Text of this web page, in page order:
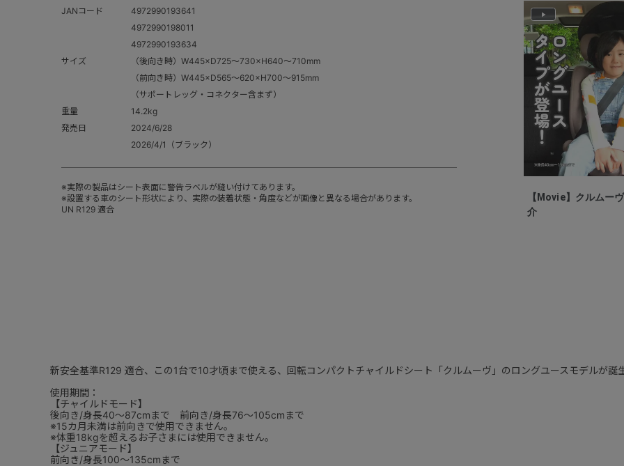
JANコード
4972990193641
4972990198011
4972990193634
サイズ
（後向き時）W445×D725～730×H640～710mm
（前向き時）W445×D565～620×H700～915mm
（サポートレッグ・コネクター含まず）
重量
14.2kg
発売日
2024/6/28
2026/4/1（ブラック）
※実際の製品はシート表面に警告ラベルが縫い付けてあります。
※設置する車のシート形状により、実際の装着状態・角度などが画像と異なる場合があります。
UN R129 適合
P
l
a
y
V
d
e
o
【Movie】クルムー
介
新安全基準R129 適合、この1台で10才頃まで使える、回転コンパクトチャイルドシート「クルムーヴ」のロングユースモデルが誕
使用期間：
【チャイルドモード】
後向き/身長40～87cmまで 前向き/身長76～105cmまで
※15カ月未満は前向きで使用できません。
※体重18kgを超えるお子さまには使用できません。
【ジュニアモード】
前向き/身長100～135cmまで